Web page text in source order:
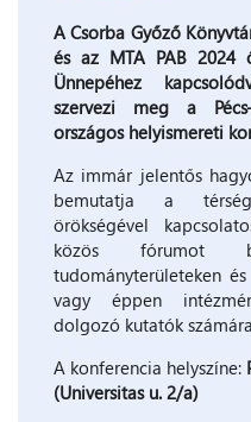
A Csorba Győző
és az MTA PAB 2024
Ünnepéhez
szervezi meg a
országos helyismereti
Az immár jelentős
bemutatja a
örökségével
közös fórumot
tudományterületeken
vagy éppen
dolgozó kutatók
A konferencia helyszíne:
(Universitas u. 2/a)